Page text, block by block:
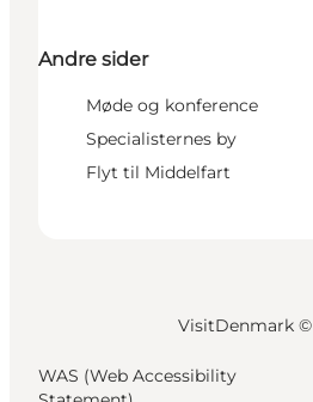
Andre sider
Møde og konference
Specialisternes by
Flyt til Middelfart
VisitDenmark ©
WAS (Web Accessibility